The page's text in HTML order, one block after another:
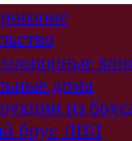
дома
из
брус ЛВЛ